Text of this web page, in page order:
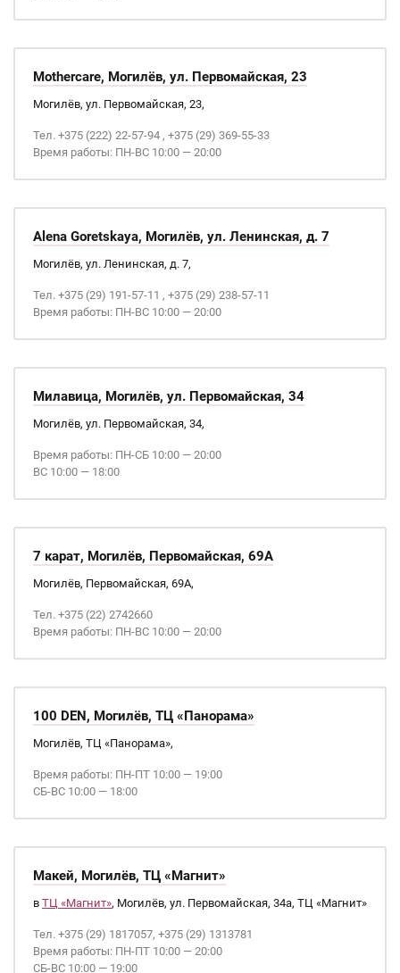
Mothercare, Могилёв, ул. Первомайская, 23
Могилёв, ул. Первомайская, 23,
Тел. +375 (222) 22-57-94 , +375 (29) 369-55-33
Время работы: ПН-ВС 10:00 — 20:00
Alena Goretskaya, Могилёв, ул. Ленинская, д. 7
Могилёв, ул. Ленинская, д. 7,
Тел. +375 (29) 191-57-11 , +375 (29) 238-57-11
Время работы: ПН-ВС 10:00 — 20:00
Милавица, Могилёв, ул. Первомайская, 34
Могилёв, ул. Первомайская, 34,
Время работы: ПН-СБ 10:00 — 20:00
ВС 10:00 — 18:00
7 карат, Могилёв, Первомайская, 69А
Могилёв, Первомайская, 69А,
Тел. +375 (22) 2742660
Время работы: ПН-ВС 10:00 — 20:00
100 DEN, Могилёв, ТЦ «Панорама»
Могилёв, ТЦ «Панорама»,
Время работы: ПН-ПТ 10:00 — 19:00
СБ-ВС 10:00 — 18:00
Макей, Могилёв, ТЦ «Магнит»
в ТЦ «Магнит», Могилёв, ул. Первомайская, 34а, ТЦ «Магнит»
Тел. +375 (29) 1817057, +375 (29) 1313781
Время работы: ПН-ПТ 10:00 — 20:00
СБ-ВС 10:00 — 19:00